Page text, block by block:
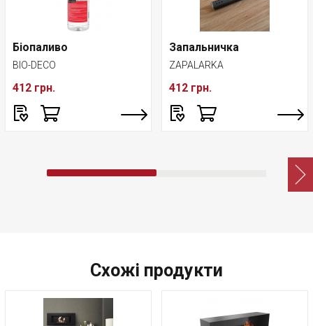
Біопаливо
BIO-DECO
412 грн.
Запальничка
ZAPALARKA
412 грн.
Схожі продукти